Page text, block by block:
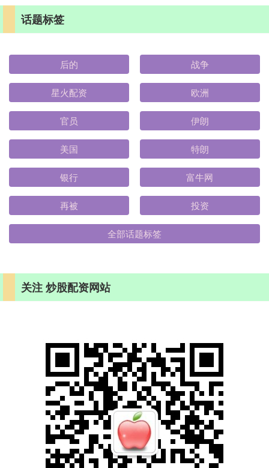
话题标签
后的 战争
星火配资 欧洲
官员 伊朗
美国 特朗
银行 富牛网
再被 投资
全部话题标签
关注 炒股配资网站